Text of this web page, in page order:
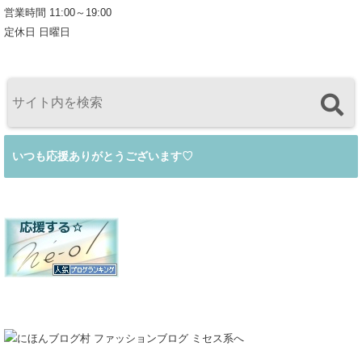
営業時間 11:00～19:00
定休日 日曜日
いつも応援ありがとうございます♡